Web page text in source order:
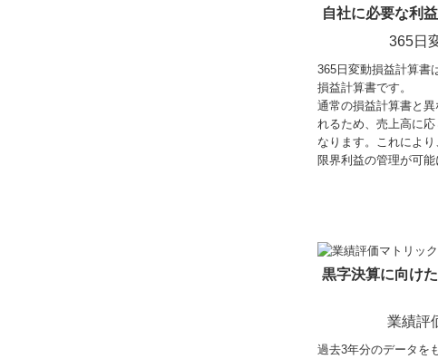
自社に必要な利
365日
365日変動損益計算書
損益計算書です。
通常の損益計算書と
れるため、売上高に
なります。これによ
限界利益の管理が可能
黒字決算に向け
業績評
過去3年分のデータを